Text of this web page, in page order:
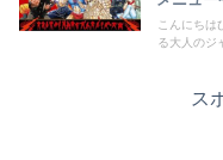
こんにちは
る大人のジ
ス